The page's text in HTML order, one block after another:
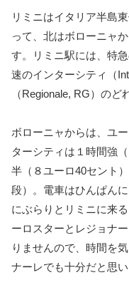
リミニはイタリア半島
って、北はボローニャ
す。リミニ駅には、特
速のインターシティ（
（Regionale, RG）のど
ボローニャからは、ユ
ターシティは１時間強
半（８ユーロ40セント
段）。電車はひんぱん
にぶらりとリミニに来
ーロスターとレジョナ
りませんので、時間を
ナーレでも十分だと思い